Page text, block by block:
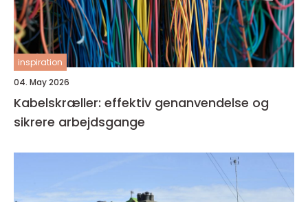
inspiration
04. May 2026
Kabelskræller: effektiv genanvendelse og
sikrere arbejdsgange